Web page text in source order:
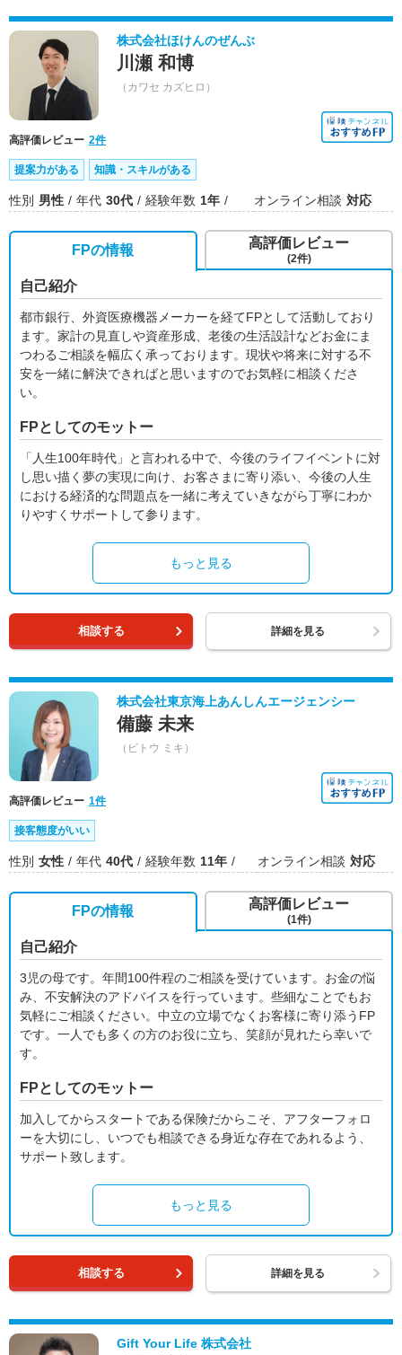
株式会社ほけんのぜんぶ
川瀬 和博
（カワセ カズヒロ）
高評価レビュー 2件
提案力がある 知識・スキルがある
性別 男性 年代 30代 経験年数 1年 オンライン相談 対応
FPの情報
自己紹介
都市銀行、外資医療機器メーカーを経てFPとして活動しており
ます。家計の見直しや資産形成、老後の生活設計などお金にま
つわるご相談を幅広く承っております。現状や将来に対する不
安を一緒に解決できればと思いますのでお気軽に相談くださ
い。
FPとしてのモットー
「人生100年時代」と言われる中で、今後のライフイベントに対
し思い描く夢の実現に向け、お客さまに寄り添い、今後の人生
における経済的な問題点を一緒に考えていきながら丁寧にわか
りやすくサポートして参ります。
もっと見る
高評価レビュー
(2件)
相談する 詳細を見る
株式会社東京海上あんしんエージェンシー
備藤 未来
（ビトウ ミキ）
高評価レビュー 1件
接客態度がいい
性別 女性 年代 40代 経験年数 11年 オンライン相談 対応
FPの情報
自己紹介
3児の母です。年間100件程のご相談を受けています。お金の悩
み、不安解決のアドバイスを行っています。些細なことでもお
気軽にご相談ください。中立の立場でなくお客様に寄り添うFP
です。一人でも多くの方のお役に立ち、笑顔が見れたら幸いで
す。
FPとしてのモットー
加入してからスタートである保険だからこそ、アフターフォロ
ーを大切にし、いつでも相談できる身近な存在であれるよう、
サポート致します。
もっと見る
高評価レビュー
(1件)
相談する 詳細を見る
Gift Your Life 株式会社